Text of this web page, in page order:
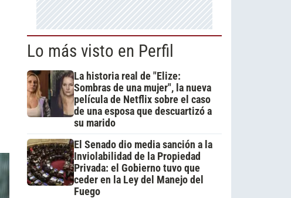
Lo más visto en Perfil
La historia real de "Elize:
Sombras de una mujer", la nueva
película de Netflix sobre el caso
de una esposa que descuartizó a
su marido
El Senado dio media sanción a la
Inviolabilidad de la Propiedad
Privada: el Gobierno tuvo que
ceder en la Ley del Manejo del
Fuego